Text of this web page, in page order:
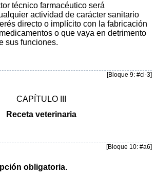
técnico farmacéutico será
actividad de carácter sanitario
directo o implícito con la fabricación
o que vaya en detrimento
sus funciones.
[Bloque 9: #ci-3]
CAPÍTULO III
Receta veterinaria
[Bloque 10: #a6]
obligatoria.